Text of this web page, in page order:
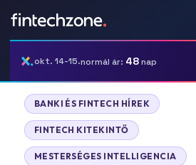
okt. 14-15.normál ár: 48nap
BANKI ÉS FINTECH HÍREK
FINTECH KITEKINTŐ
MESTERSÉGES INTELLIGENCIA